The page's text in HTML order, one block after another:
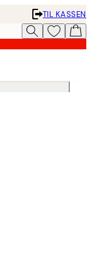
TIL KASSEN